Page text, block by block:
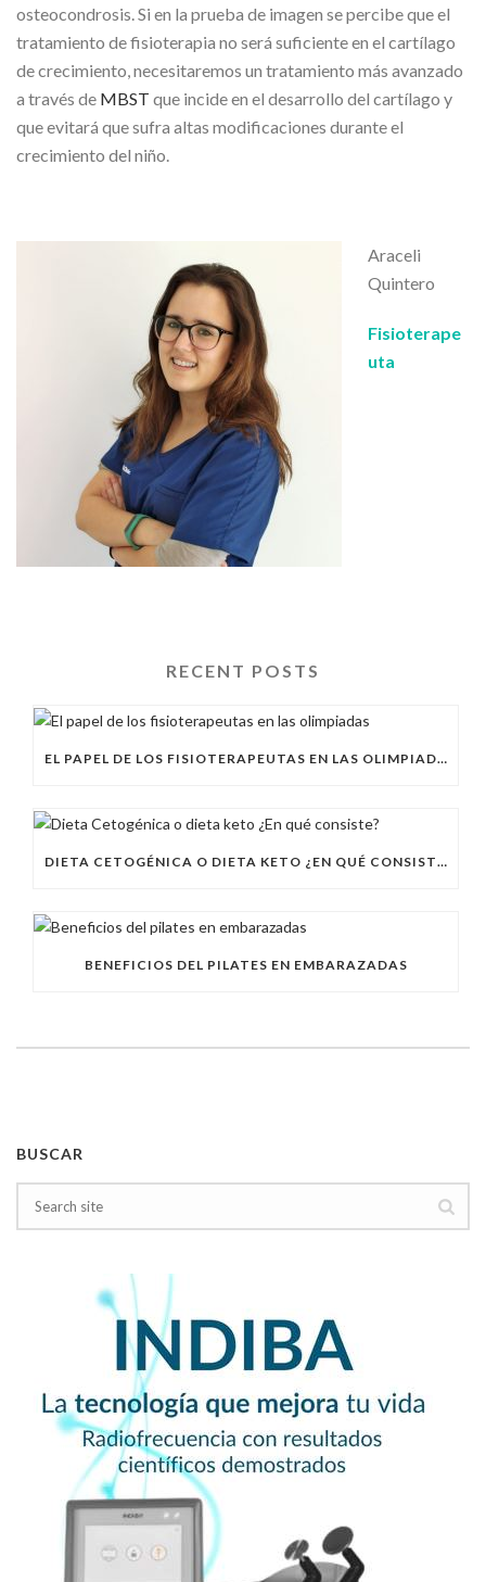
osteocondrosis. Si en la prueba de imagen se percibe que el
tratamiento de fisioterapia no será suficiente en el cartílago
de crecimiento, necesitaremos un tratamiento más avanzado
a través de MBST que incide en el desarrollo del cartílago y
que evitará que sufra altas modificaciones durante el
crecimiento del niño.
Araceli
Quintero
Fisioterape
uta
RECENT POSTS
EL PAPEL DE LOS FISIOTERAPEUTAS EN LAS OLIMPIADAS
DIETA CETOGÉNICA O DIETA KETO ¿EN QUÉ CONSISTE?
BENEFICIOS DEL PILATES EN EMBARAZADAS
BUSCAR